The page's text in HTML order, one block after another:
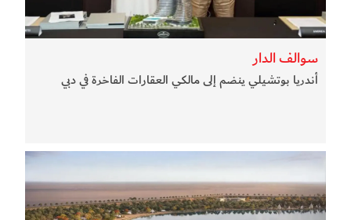
سوالف الدار
أندريا بوتشيلي ينضم إلى مالكي العقارات الفاخرة في دبي